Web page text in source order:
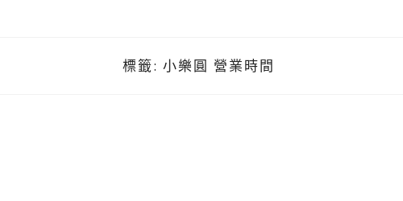
標籤: 小樂圓 營業時間